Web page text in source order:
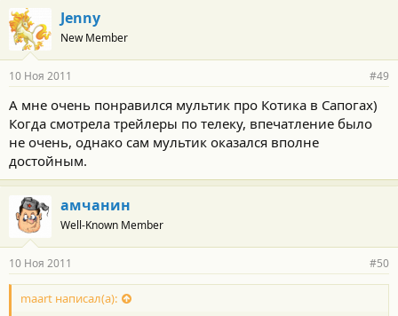
Jenny
New Member
10 Ноя 2011 #49
А мне очень понравился мультик про Котика в Сапогах)
Когда смотрела трейлеры по телеку, впечатление было
не очень, однако сам мультик оказался вполне
достойным.
амчанин
Well-Known Member
10 Ноя 2011 #50
maart написал(а):